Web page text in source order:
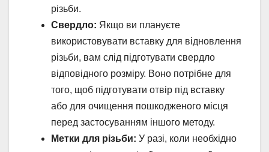
різьби.
Свердло: Якщо ви плануєте
використовувати вставку для відновлення
різьби, вам слід підготувати свердло
відповідного розміру. Воно потрібне для
того, щоб підготувати отвір під вставку
або для очищення пошкодженого місця
перед застосуванням іншого методу.
Метки для різьби: У разі, коли необхідно